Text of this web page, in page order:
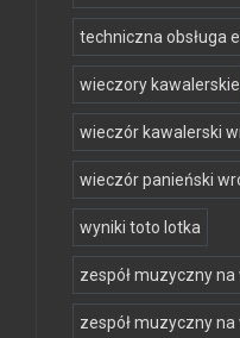
techniczna obsługa
wieczory kawalerskie
wieczór kawalerski
wieczór panieński
wyniki toto lotka
zespół muzyczny
zespół muzyczny na